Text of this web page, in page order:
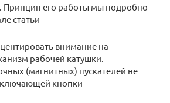
Принцип его работы мы подробно
статьи
внимание на
рабочей катушки.
(магнитных) пускателей не
кнопки